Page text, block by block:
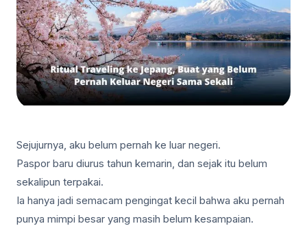
Sejujurnya, aku belum pernah ke luar negeri.
Paspor baru diurus tahun kemarin, dan sejak itu belum
sekalipun terpakai.
Ia hanya jadi semacam pengingat kecil bahwa aku pernah
punya mimpi besar yang masih belum kesampaian.